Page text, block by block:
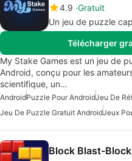
4.9 Gratuit
Un jeu de puzzle
Télécharger
My Stake Games est un jeu de
Android, conçu pour les
scientifique, un…
AndroidPuzzle Pour AndroidJeu De
Jeu De Puzzle Gratuit AndroidJeux
Block Blast-